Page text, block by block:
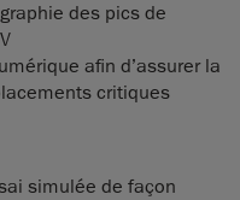
des pics de
afin d’assurer la
critiques
simulée de façon